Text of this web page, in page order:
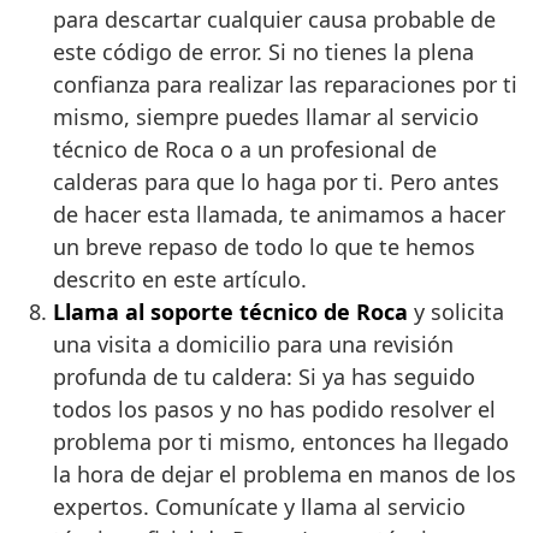
para descartar cualquier causa probable de
este código de error. Si no tienes la plena
confianza para realizar las reparaciones por ti
mismo, siempre puedes llamar al servicio
técnico de Roca o a un profesional de
calderas para que lo haga por ti. Pero antes
de hacer esta llamada, te animamos a hacer
un breve repaso de todo lo que te hemos
descrito en este artículo.
Llama al soporte técnico de Roca y solicita
una visita a domicilio para una revisión
profunda de tu caldera: Si ya has seguido
todos los pasos y no has podido resolver el
problema por ti mismo, entonces ha llegado
la hora de dejar el problema en manos de los
expertos. Comunícate y llama al servicio